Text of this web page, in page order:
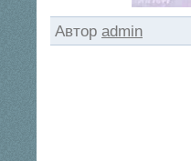
Автор admin